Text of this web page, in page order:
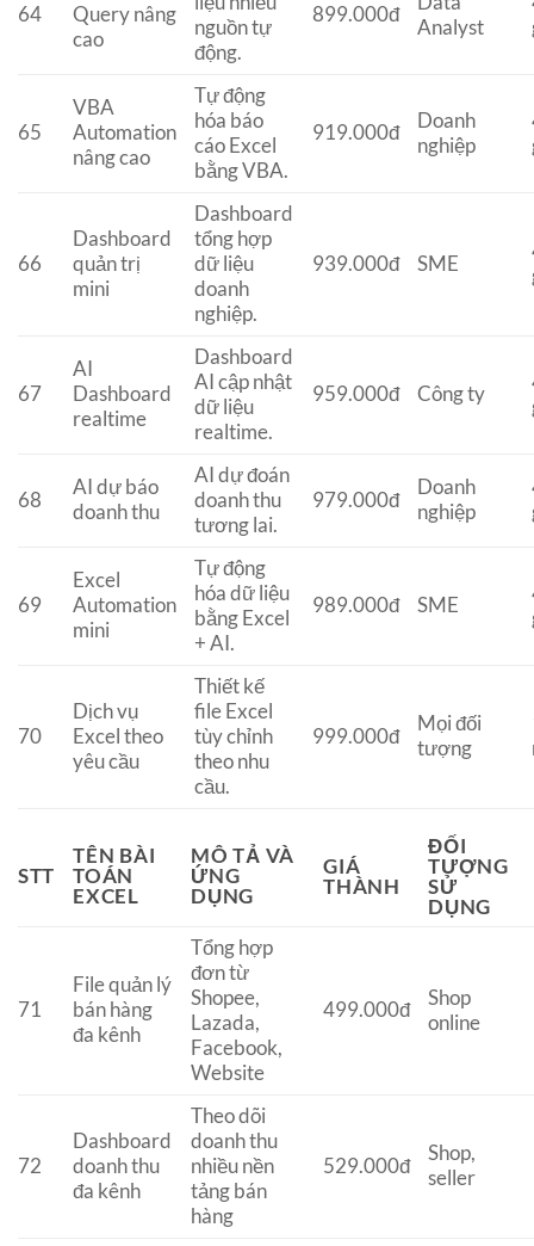
64
Query nâng
cao
nguồn tự
động.
899.000đ
Analyst
65
VBA
Automation
nâng cao
Tự động
hóa báo
cáo Excel
bằng VBA.
919.000đ
Doanh
nghiệp
66
Dashboard
quản trị
mini
Dashboard
tổng hợp
dữ liệu
doanh
nghiệp.
939.000đ SME
67
AI
Dashboard
realtime
Dashboard
AI cập nhật
dữ liệu
realtime.
959.000đ Công ty
68
AI dự báo
doanh thu
AI dự đoán
doanh thu
tương lai.
979.000đ
Doanh
nghiệp
69
Excel
Automation
mini
Tự động
hóa dữ liệu
bằng Excel
+ AI.
989.000đ SME
70
Dịch vụ
Excel theo
yêu cầu
Thiết kế
file Excel
tùy chỉnh
theo nhu
cầu.
999.000đ
Mọi đối
tượng
STT
TÊN BÀI
TOÁN
EXCEL
MÔ TẢ VÀ
ỨNG
DỤNG
GIÁ
THÀNH
ĐỐI
TƯỢNG
SỬ
DỤNG
71
File quản lý
bán hàng
đa kênh
Tổng hợp
đơn từ
Shopee,
Lazada,
Facebook,
Website
499.000đ
Shop
online
72
Dashboard
doanh thu
đa kênh
Theo dõi
doanh thu
nhiều nền
tảng bán
hàng
529.000đ
Shop,
seller